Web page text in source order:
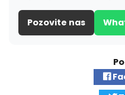
Pozovite nas